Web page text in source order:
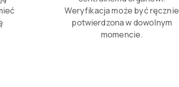
Weryfikacja może być ręcznie
potwierdzona w dowolnym
momencie.